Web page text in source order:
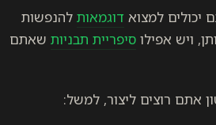
דוגמאות להנפשות
ויש אפילו סיפריית תבניות שאתם
אתם רוצים ליצור, למשל: